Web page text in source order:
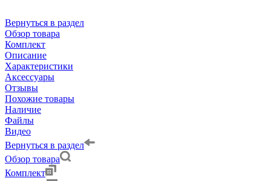
Вернуться в раздел
Обзор товара
Комплект
Описание
Характеристики
Аксессуары
Отзывы
Похожие товары
Наличие
Файлы
Видео
Вернуться в раздел
Обзор товара
Комплект